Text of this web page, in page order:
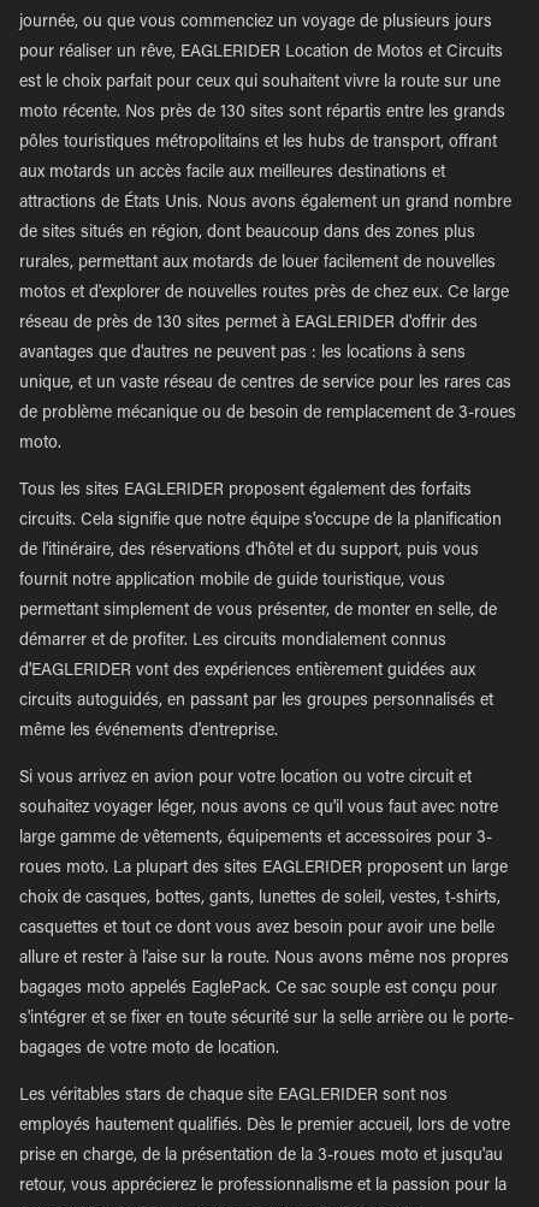
journée, ou que vous commenciez un voyage de plusieurs jours
pour réaliser un rêve, EAGLERIDER Location de Motos et Circuits
est le choix parfait pour ceux qui souhaitent vivre la route sur une
moto récente. Nos près de 130 sites sont répartis entre les grands
pôles touristiques métropolitains et les hubs de transport, offrant
aux motards un accès facile aux meilleures destinations et
attractions de États Unis. Nous avons également un grand nombre
de sites situés en région, dont beaucoup dans des zones plus
rurales, permettant aux motards de louer facilement de nouvelles
motos et d'explorer de nouvelles routes près de chez eux. Ce large
réseau de près de 130 sites permet à EAGLERIDER d'offrir des
avantages que d'autres ne peuvent pas : les locations à sens
unique, et un vaste réseau de centres de service pour les rares cas
de problème mécanique ou de besoin de remplacement de 3-roues
moto.
Tous les sites EAGLERIDER proposent également des forfaits
circuits. Cela signifie que notre équipe s'occupe de la planification
de l'itinéraire, des réservations d'hôtel et du support, puis vous
fournit notre application mobile de guide touristique, vous
permettant simplement de vous présenter, de monter en selle, de
démarrer et de profiter. Les circuits mondialement connus
d'EAGLERIDER vont des expériences entièrement guidées aux
circuits autoguidés, en passant par les groupes personnalisés et
même les événements d'entreprise.
Si vous arrivez en avion pour votre location ou votre circuit et
souhaitez voyager léger, nous avons ce qu'il vous faut avec notre
large gamme de vêtements, équipements et accessoires pour 3-
roues moto. La plupart des sites EAGLERIDER proposent un large
choix de casques, bottes, gants, lunettes de soleil, vestes, t-shirts,
casquettes et tout ce dont vous avez besoin pour avoir une belle
allure et rester à l'aise sur la route. Nous avons même nos propres
bagages moto appelés EaglePack. Ce sac souple est conçu pour
s'intégrer et se fixer en toute sécurité sur la selle arrière ou le porte-
bagages de votre moto de location.
Les véritables stars de chaque site EAGLERIDER sont nos
employés hautement qualifiés. Dès le premier accueil, lors de votre
prise en charge, de la présentation de la 3-roues moto et jusqu'au
retour, vous apprécierez le professionnalisme et la passion pour la